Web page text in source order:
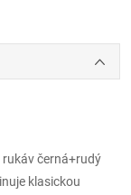
černá+rudý
klasickou